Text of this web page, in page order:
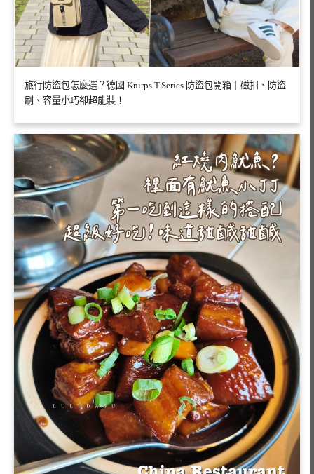
旅行防盜包怎麼選？德國 Knirps T.Series 防盜包開箱｜磁扣、防盜
刷、容量小巧卻超能裝！